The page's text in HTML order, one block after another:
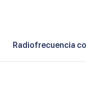
Radiofrecuencia